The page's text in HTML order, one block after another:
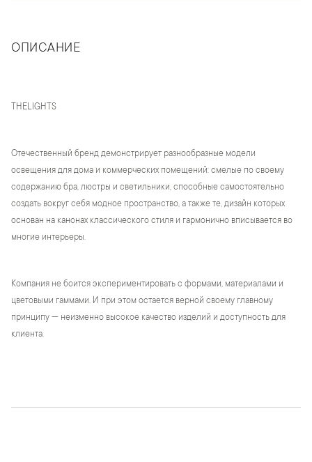
ОПИСАНИЕ
THELIGHTS
Отечественный бренд демонстрирует разнообразные модели
освещения для дома и коммерческих помещений: смелые по своему
содержанию бра, люстры и светильники, способные самостоятельно
создать вокруг себя модное пространство, а также те, дизайн которых
основан на канонах классического стиля и гармонично вписывается во
многие интерьеры.
Компания не боится экспериментировать с формами, материалами и
цветовыми гаммами. И при этом остается верной своему главному
принципу — неизменно высокое качество изделий и доступность для
клиента.